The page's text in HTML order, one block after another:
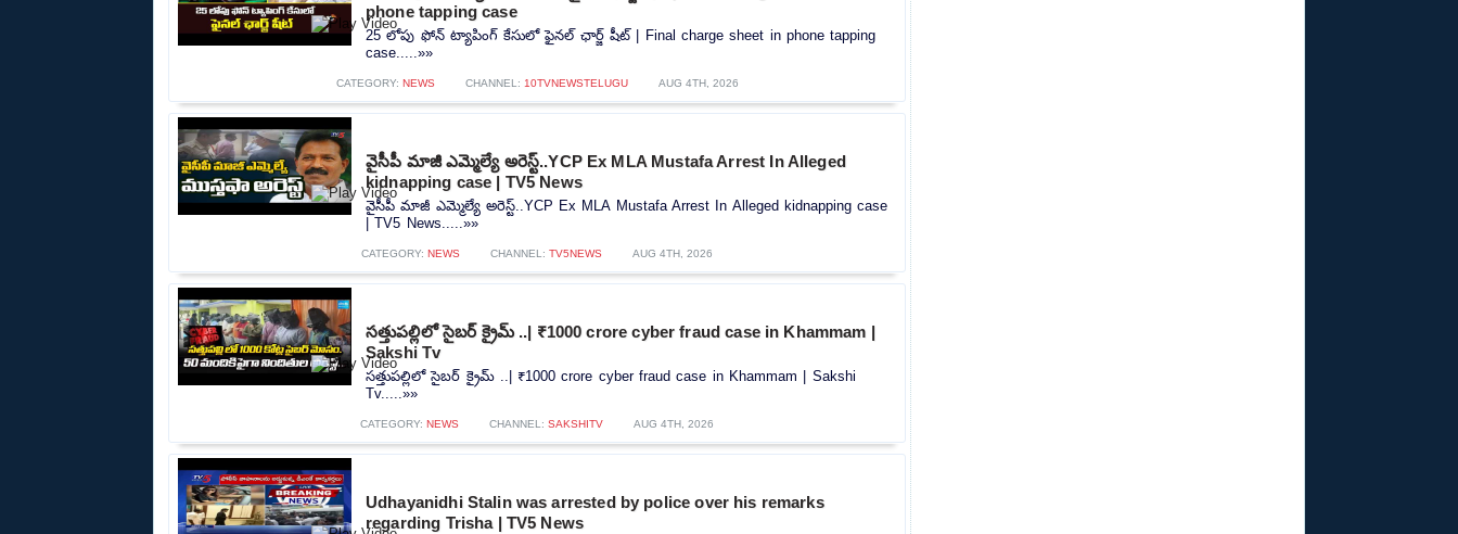
phone tapping case
25 లోపు ఫోన్ ట్యాపింగ్ కేసులో ఫైనల్ ఛార్జ్ షీట్ | Final charge sheet in phone tapping
case.....»»
CATEGORY: NEWS CHANNEL: 10TVNEWSTELUGU AUG 4TH, 2026
వైసీపీ మాజీ ఎమ్మెల్యే అరెస్ట్..YCP Ex MLA Mustafa Arrest In Alleged
kidnapping case | TV5 News
వైసీపీ మాజీ ఎమ్మెల్యే అరెస్ట్..YCP Ex MLA Mustafa Arrest In Alleged kidnapping case
| TV5 News.....»»
CATEGORY: NEWS CHANNEL: TV5NEWS AUG 4TH, 2026
సత్తుపల్లిలో సైబర్ క్రైమ్ ..| ₹1000 crore cyber fraud case in Khammam |
Sakshi Tv
సత్తుపల్లిలో సైబర్ క్రైమ్ ..| ₹1000 crore cyber fraud case in Khammam | Sakshi
Tv.....»»
CATEGORY: NEWS CHANNEL: SAKSHITV AUG 4TH, 2026
Udhayanidhi Stalin was arrested by police over his remarks
regarding Trisha | TV5 News